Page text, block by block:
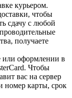
курьером.
чтобы
сдачу с любой
получаете
или оформлении в
Чтобы
вас на сервер
номер карты, срок